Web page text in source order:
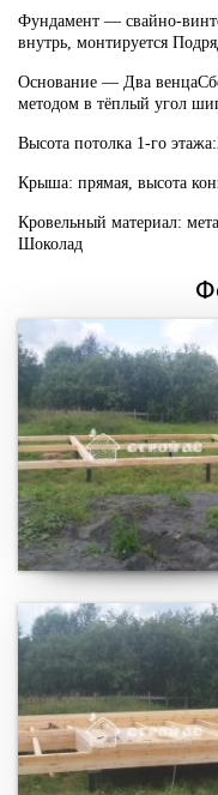
Фундамент — свайно-
внутрь, монтируется
Основание — Два венца
методом в тёплый угол
Высота потолка 1-го
Крыша: прямая, высота
Кровельный материал:
Шоколад